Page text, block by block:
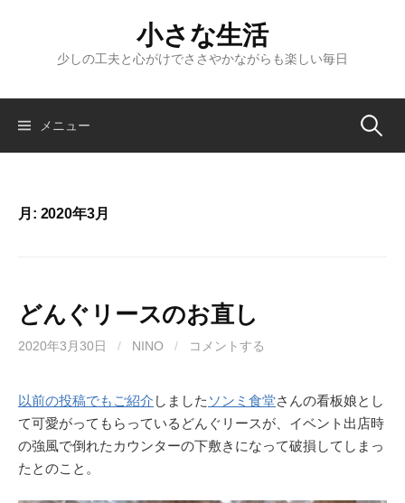
ツ
小さな生活
少しの工夫と心がけでささやかながらも楽しい毎日
メニュー 検
月: 2020年3月
どんぐリースのお直し
2020年3月30日 / NINO / コメントする
以前の投稿でもご紹介 しました ソンミ食堂さんの看板娘とし
て可愛がってもらっているどんぐリースが、イベント出店時
の強風で倒れたカウンターの下敷きになって破損してしまっ
たとのこと。